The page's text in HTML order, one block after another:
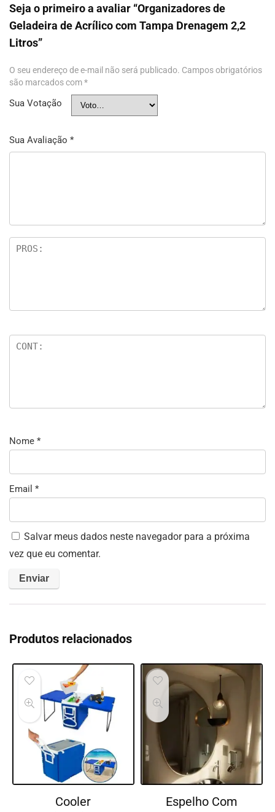
Seja o primeiro a avaliar “Organizadores de
Geladeira de Acrílico com Tampa Drenagem 2,2
Litros”
O seu endereço de e-mail não será publicado. Campos obrigatórios
são marcados com*
Sua Votação
Sua Avaliação *
Nome *
Email *
Salvar meus dados neste navegador para a próxima
vez que eu comentar.
Produtos relacionados
Cooler
Espelho Com